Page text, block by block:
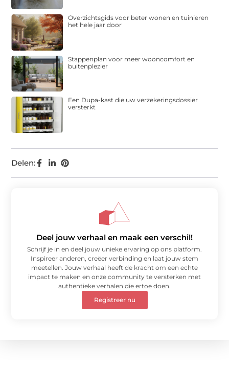
Delen:
Overzichtsgids voor beter wonen en tuinieren
het hele jaar door
Stappenplan voor meer wooncomfort en
buitenplezier
Een Dupa-kast die uw verzekeringsdossier
versterkt
Deel jouw verhaal en maak een verschil!
Schrijf je in en deel jouw unieke ervaring op ons platform.
Inspireer anderen, creëer verbinding en laat jouw stem
meetellen. Jouw verhaal heeft de kracht om een echte
impact te maken en onze community te versterken met
authentieke verhalen die ertoe doen.
Registreer nu